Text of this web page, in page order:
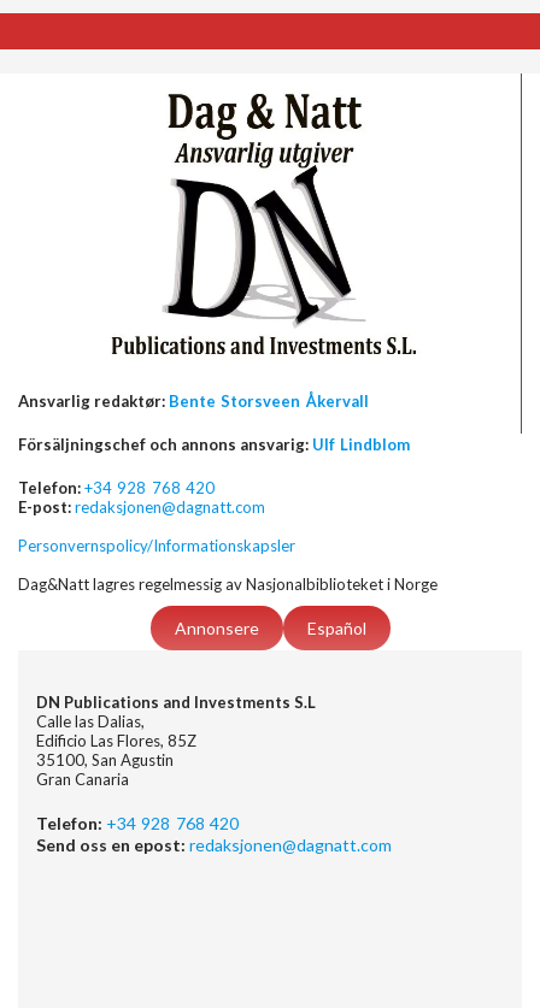
Ansvarlig redaktør: Bente Storsveen Åkervall
Försäljningschef och annons ansvarig: Ulf Lindblom
Telefon:+34 928 768 420
E-post:redaksjonen@dagnatt.com
Personvernspolicy/Informationskapsler
Dag&Natt lagres regelmessig av Nasjonalbiblioteket i Norge
Annonsere Español
DN Publications and Investments S.L
Calle las Dalias,
Edificio Las Flores, 85Z
35100, San Agustin
Gran Canaria
Telefon: +34 928 768 420
Send oss en epost: redaksjonen@dagnatt.com